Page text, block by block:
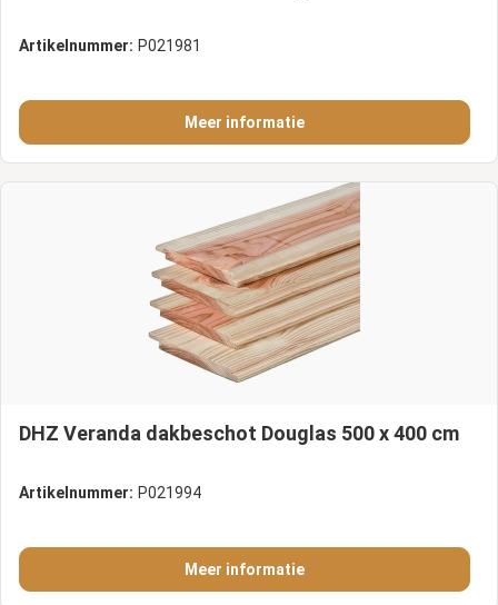
Artikelnummer: P021981
Meer informatie
DHZ Veranda dakbeschot Douglas 500 x 400 cm
Artikelnummer: P021994
Meer informatie